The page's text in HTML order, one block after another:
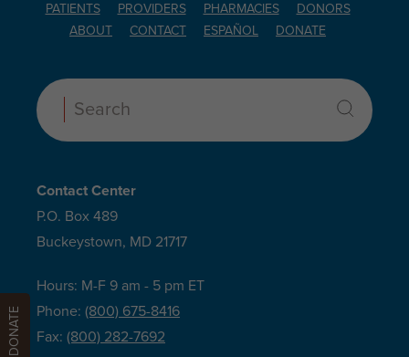
PATIENTS PROVIDERS PHARMACIES
DONORS
ABOUT
CONTACT ESPAÑOL DONATE
Search:
Contact Center
P.O. Box 489
Buckeystown, MD 21717
Hours: M-F 9 am - 5 pm ET
Phone: (800) 675-8416
Fax: (800) 282-7692
DONATE